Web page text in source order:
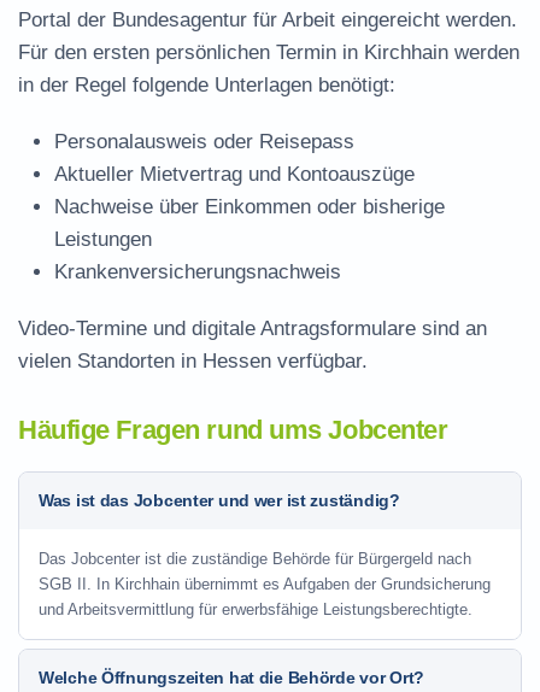
Portal der Bundesagentur für Arbeit eingereicht werden.
Für den ersten persönlichen Termin in Kirchhain werden
in der Regel folgende Unterlagen benötigt:
Personalausweis oder Reisepass
Aktueller Mietvertrag und Kontoauszüge
Nachweise über Einkommen oder bisherige
Leistungen
Krankenversicherungsnachweis
Video-Termine und digitale Antragsformulare sind an
vielen Standorten in Hessen verfügbar.
Häufige Fragen rund ums Jobcenter
Was ist das Jobcenter und wer ist zuständig?
Das Jobcenter ist die zuständige Behörde für Bürgergeld nach
SGB II. In Kirchhain übernimmt es Aufgaben der Grundsicherung
und Arbeitsvermittlung für erwerbsfähige Leistungsberechtigte.
Welche Öffnungszeiten hat die Behörde vor Ort?